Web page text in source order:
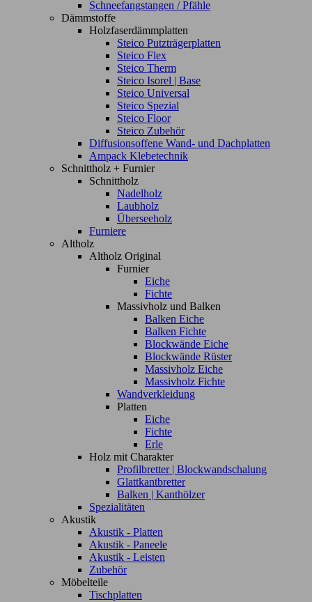
Schneefangstangen / Pfähle
Dämmstoffe
Holzfaserdämmplatten
Steico Putzträgerplatten
Steico Flex
Steico Therm
Steico Isorel | Base
Steico Universal
Steico Spezial
Steico Floor
Steico Zubehör
Diffusionsoffene Wand- und Dachplatten
Ampack Klebetechnik
Schnittholz + Furnier
Schnittholz
Nadelholz
Laubholz
Überseeholz
Furniere
Altholz
Altholz Original
Furnier
Eiche
Fichte
Massivholz und Balken
Balken Eiche
Balken Fichte
Blockwände Eiche
Blockwände Rüster
Massivholz Eiche
Massivholz Fichte
Wandverkleidung
Platten
Eiche
Fichte
Erle
Holz mit Charakter
Profilbretter | Blockwandschalung
Glattkantbretter
Balken | Kanthölzer
Spezialitäten
Akustik
Akustik - Platten
Akustik - Paneele
Akustik - Leisten
Zubehör
Möbelteile
Tischplatten